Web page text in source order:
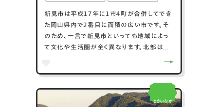
新見市は平成１７年に１市４町が合併してでき
た岡山県内で２番目に面積の広い市です。そ
のため、一言で新見市といっても地域によっ
て文化や生活圏が全く異なります。北部は雪
があります。あなたのお気に入りの地域をぜ
ひ見つけてくださいね。
とかいなか